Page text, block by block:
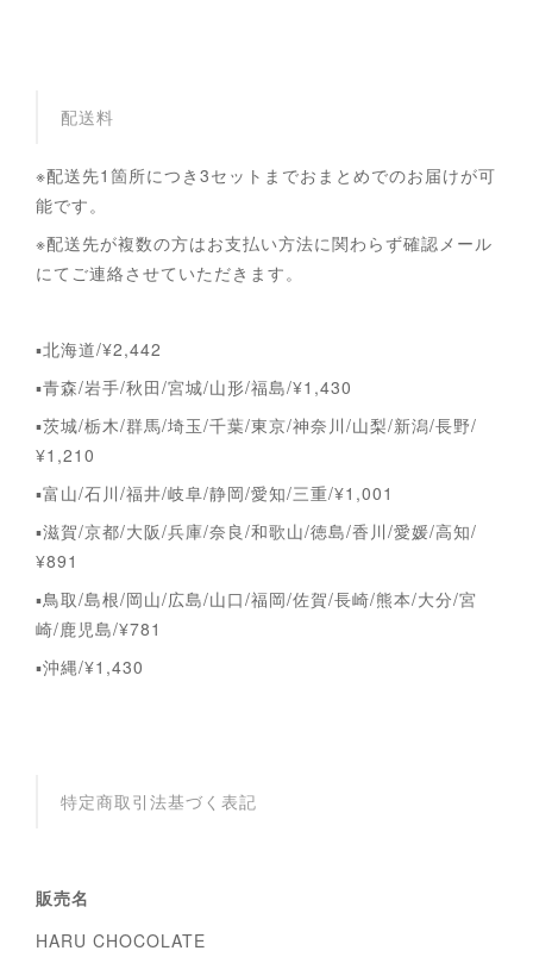
配送料
※配送先1箇所につき3セットまでおまとめでのお届けが可
能です。
※配送先が複数の方はお支払い方法に関わらず確認メール
にてご連絡させていただきます。
▪︎北海道/¥2,442
▪︎青森/岩手/秋田/宮城/山形/福島/¥1,430
▪︎茨城/栃木/群馬/埼玉/千葉/東京/神奈川/山梨/新潟/長野/
¥1,210
▪︎富山/石川/福井/岐阜/静岡/愛知/三重/¥1,001
▪︎滋賀/京都/大阪/兵庫/奈良/和歌山/徳島/香川/愛媛/高知/
¥891
▪︎鳥取/島根/岡山/広島/山口/福岡/佐賀/長崎/熊本/大分/宮
崎/鹿児島/¥781
▪︎沖縄/¥1,430
特定商取引法基づく表記
販売名
HARU CHOCOLATE